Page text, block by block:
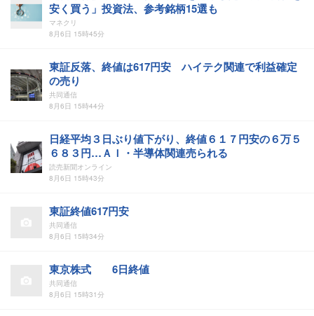
安く買う」投資法、参考銘柄15選も
マネクリ
8月6日 15時45分
東証反落、終値は617円安 ハイテク関連で利益確定
の売り
共同通信
8月6日 15時44分
日経平均３日ぶり値下がり、終値６１７円安の６万５
６８３円…ＡＩ・半導体関連売られる
読売新聞オンライン
8月6日 15時43分
東証終値617円安
共同通信
8月6日 15時34分
東京株式 6日終値
共同通信
8月6日 15時31分